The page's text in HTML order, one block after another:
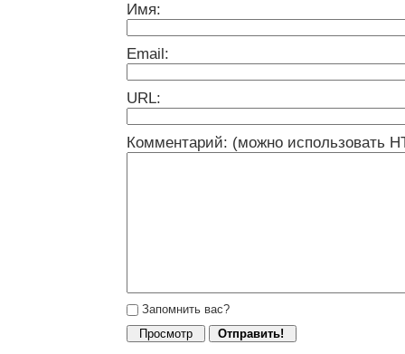
Имя:
Email:
URL:
Комментарий: (можно использовать
Запомнить вас?